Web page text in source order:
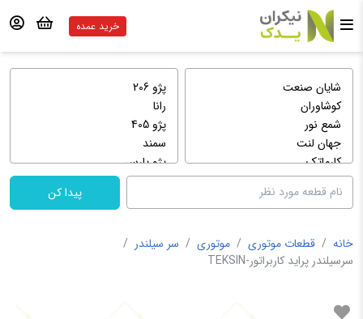
خرید عمده
پیدا کن
خانه / قطعات موتوری / موتوری / سر سیلندر /
سرسیلندر پراید کاربراتور-TEKSIN